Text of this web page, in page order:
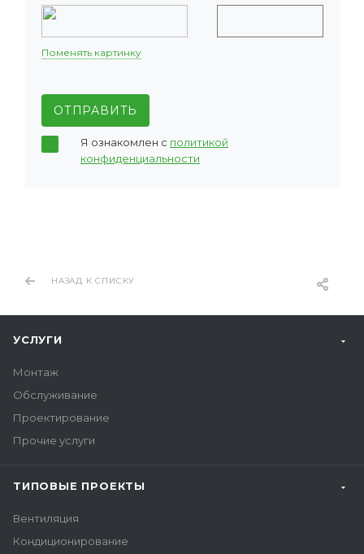
Поменять картинку
ОТПРАВИТЬ
Я ознакомлен с политикой
конфиденциальности
НАЗАД К СПИСКУ
УСЛУГИ
Монтаж
Обслуживание
Проектирование
Прочие услуги
ТИПОВЫЕ ПРОЕКТЫ
Вентиляция
Кондиционирование